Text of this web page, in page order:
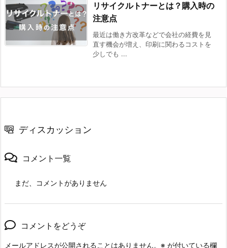
リサイクルトナーとは？購入時の
注意点
最近は働き方改革などで会社の経費を見
直す機会が増え、印刷に関わるコストを
少しでも ...
ディスカッション
コメント一覧
まだ、コメントがありません
コメントをどうぞ
メールアドレスが公開されることはありません。 ※ が付いている欄